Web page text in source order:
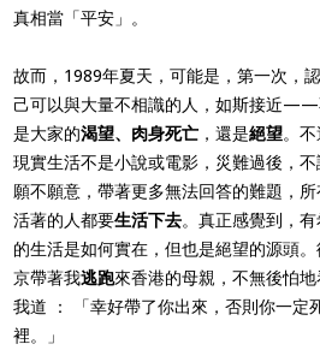
真相當「平安」。
故而，1989年夏天，可能是，第一次，
己可以與大量不相識的人，如斯接近
是大家的渴望、肉身死亡 ，還是絕望。不
現實生活不是小說或電影，災難過後，不
願不願意，帶著更多無法回答的難題，所
活著的人都要生活下去。真正感覺到，有
的生活是如何實在，但也是絕望的源頭。
京帶著我逃跑來香港的母親，不無後怕地
我道 ： 「幸好帶了你出來，否則你一定
裡。」